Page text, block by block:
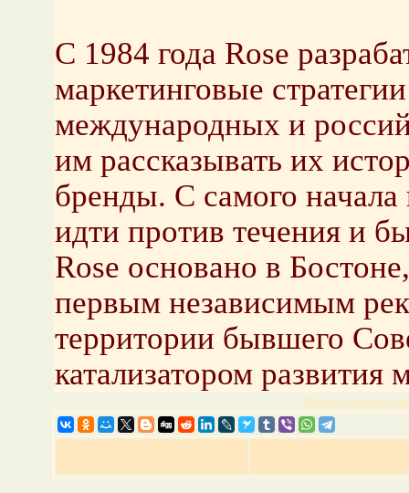
С 1984 года Rose
маркетинговые
международных и
им рассказывать их
бренды. С самого начала
идти против течения и
Rose основано в
первым независимым
территории бывшего
катализатором развития
Предыдущая